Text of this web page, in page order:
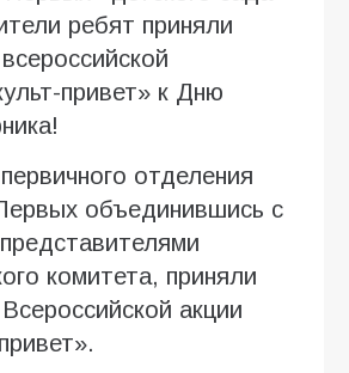
ребят приняли
привет» к Дню
отделения
объединившись с
комитета, приняли
акции